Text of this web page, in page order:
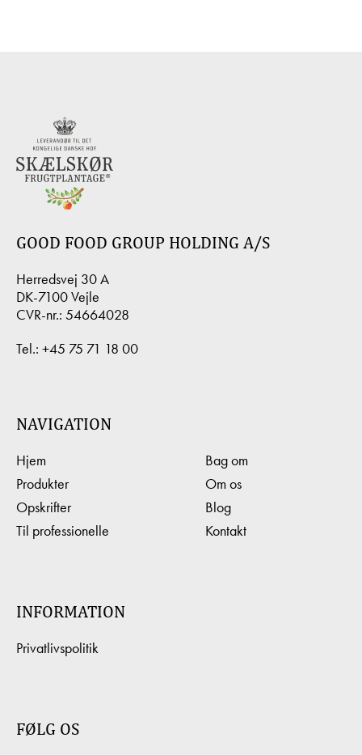
GOOD FOOD GROUP HOLDING A/S
Herredsvej 30 A
DK-7100 Vejle
CVR-nr.: 54664028
Tel.: +45 75 71 18 00
NAVIGATION
Hjem
Produkter
Opskrifter
Til professionelle
Bag om
Om os
Blog
Kontakt
INFORMATION
Privatlivspolitik
FØLG OS